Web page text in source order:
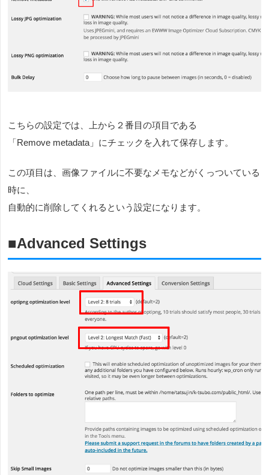
こちらの設定では、上から２番目の項目である
「Remove metadata」にチェックを入れて保存します。
この項目は、画像ファイルに不要なメモなどがくっついている
時に、
自動的に削除してくれるという設定になります。
■Advanced Settings